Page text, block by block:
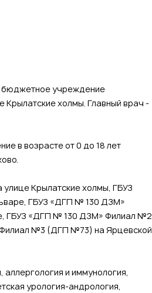
бюджетное учреждение
Крылатские холмы. Главный врач -
в возрасте от 0 до 18 лет
Крылатские холмы, ГБУЗ
ГБУЗ «ДГП № 130 ДЗМ»
ГБУЗ «ДГП № 130 ДЗМ» Филиал №2
№3 (ДГП №73) на Ярцевской
и иммунология,
урология-андрология,